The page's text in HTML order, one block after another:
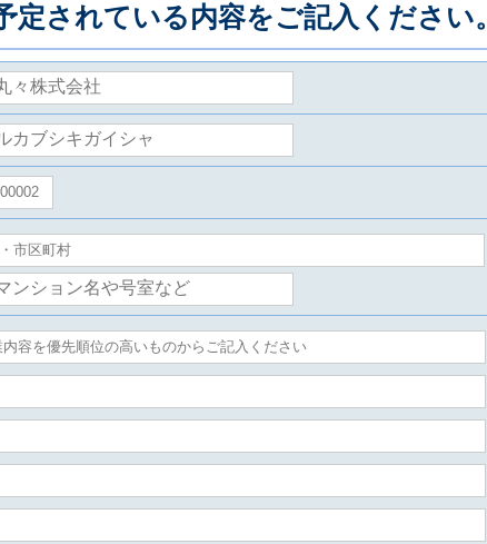
されている内容をご記入ください。